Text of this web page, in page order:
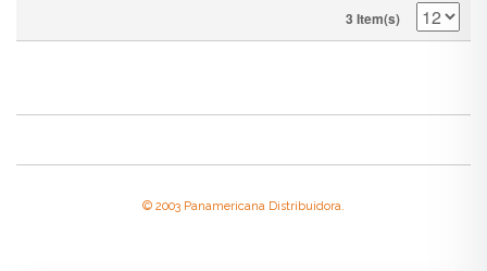
3 Item(s)
© 2003 Panamericana Distribuidora.